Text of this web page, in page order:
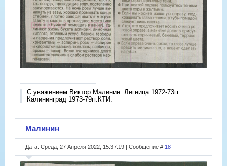
С уважением.Виктор Малинин. Легница 1972-73гг.
Калининград 1973-79гг.КТИ.
Малинин
Дата: Среда, 27 Апреля 2022, 15:37:19 | Сообщение # 18